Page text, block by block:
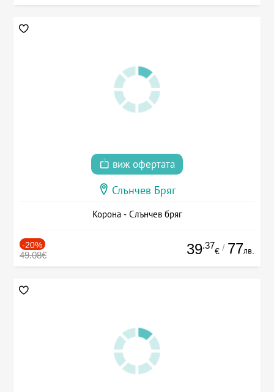
виж офертата
Слънчев Бряг
Корона - Слънчев бряг
-20%
49.08€ 39.37
€ / 77лв.